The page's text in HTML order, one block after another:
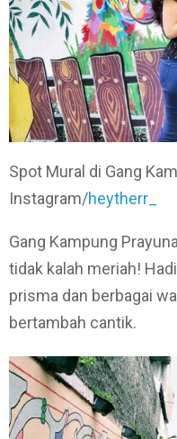
Spot Mural di Gang
Instagram/heytherr_
Gang Kampung
tidak kalah meriah!
prisma dan berbagai
bertambah cantik.